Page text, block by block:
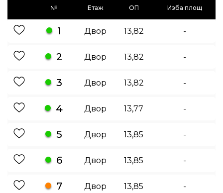
№ Етаж ОП Изба площ
1 Двор 13,82 -
2 Двор 13,82 -
3 Двор 13,82 -
4 Двор 13,77 -
5 Двор 13,85 -
6 Двор 13,85 -
7 Двор 13,85 -